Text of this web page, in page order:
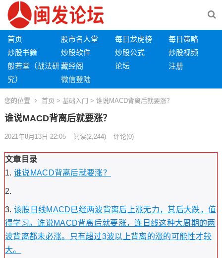
首页 股市名人堂 每日龙虎榜
每日策略
炒股书籍
炒股软件 炒股公式
炒股视频
般若堂（战法研
究）
藏经阁 论坛
注册
微信登陆
您的位置 首页 > 基础入门 > 谁说MACD背离后就要涨？
谁说MACD背离后就要涨？
2021年8月13日 22:05 阅读(2,244) 评论(0)
文章目录
谁说MACD背离后就要涨？
该股日线MACD已经两波背离后上涨无力，其后大跌，值
得学习。谁说MACD背离后就要涨，连日线这种大周期的两
波背离都未必涨。只有超过3波以上背离的涨的可能性才较
大。